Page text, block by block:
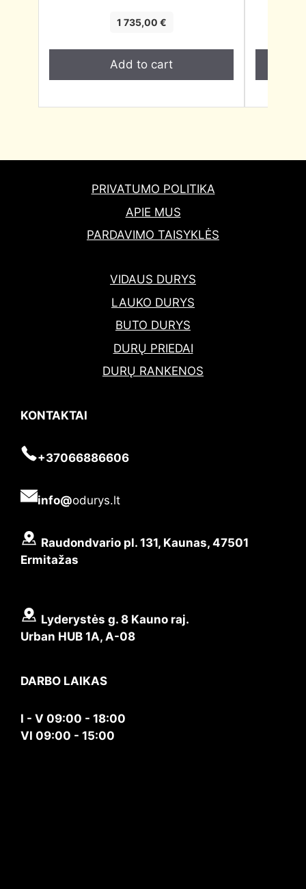
1 735,00 €
Add to cart
PRIVATUMO POLITIKA
APIE MUS
PARDAVIMO TAISYKLĖS
VIDAUS DURYS
LAUKO DURYS
BUTO DURYS
DURŲ PRIEDAI
DURŲ RANKENOS
KONTAKTAI
+37066886606
info@odurys.lt
Raudondvario pl. 131, Kaunas, 47501
Ermitažas
Lyderystės g. 8 Kauno raj.
Urban HUB 1A, A-08
DARBO LAIKAS
I - V 09:00 - 18:00
VI 09:00 - 15:00